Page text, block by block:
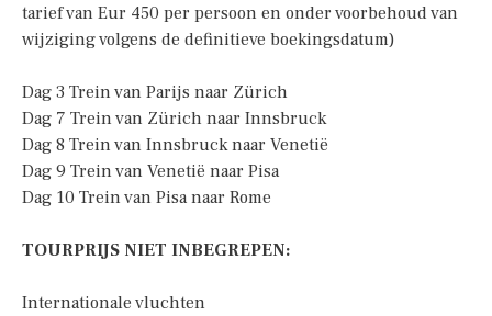
tarief van Eur 450 per persoon en onder voorbehoud van
wijziging volgens de definitieve boekingsdatum)
Dag 3 Trein van Parijs naar Zürich
Dag 7 Trein van Zürich naar Innsbruck
Dag 8 Trein van Innsbruck naar Venetië
Dag 9 Trein van Venetië naar Pisa
Dag 10 Trein van Pisa naar Rome
TOURPRIJS NIET INBEGREPEN:
Internationale vluchten